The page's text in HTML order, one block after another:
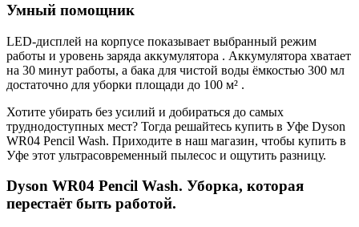
Умный помощник
LED-дисплей на корпусе показывает выбранный режим
работы и уровень заряда аккумулятора . Аккумулятора хватает
на 30 минут работы, а бака для чистой воды ёмкостью 300 мл
достаточно для уборки площади до 100 м² .
Хотите убирать без усилий и добираться до самых
труднодоступных мест? Тогда решайтесь купить в Уфе Dyson
WR04 Pencil Wash. Приходите в наш магазин, чтобы купить в
Уфе этот ультрасовременный пылесос и ощутить разницу.
Dyson WR04 Pencil Wash. Уборка, которая
перестаёт быть работой.